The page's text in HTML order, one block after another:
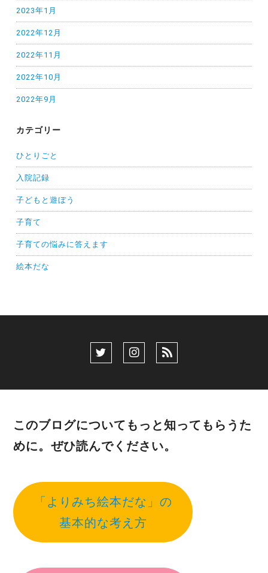
2023年1月
2022年12月
2022年11月
2022年10月
2022年9月
カテゴリー
ひとりごと
入院記録
子どもと遊ぼう
子育て
子育ての悩みに答えます
絵本だな
このブログについてもっと知ってもらうた
めに。ぜひ読んでください。
「よりみち絵本だな」の
基本的な考え方